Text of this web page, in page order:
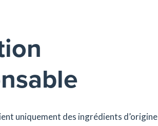
uniquement des ingrédients d’origine